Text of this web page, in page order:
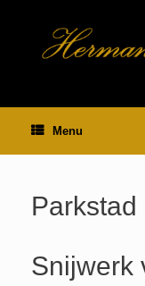
Menu
Parkstad
Snijwerk